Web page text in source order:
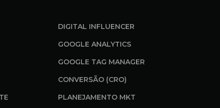
DIGITAL INFLUENCER
GOOGLE ANALYTICS
GOOGLE TAG MANAGER
CONVERSÃO (CRO)
PLANEJAMENTO MKT